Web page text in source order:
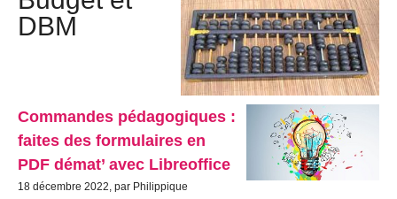
DBM
Commandes pédagogiques :
faites des formulaires en
PDF démat’ avec Libreoffice
18 décembre 2022, par Philippique